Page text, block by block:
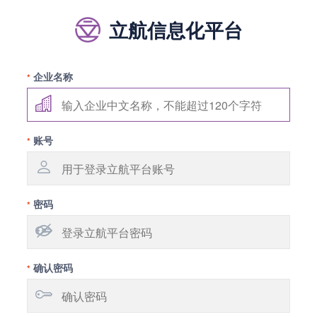
立航信息化平台
* 企业名称
* 账号
* 密码
* 确认密码